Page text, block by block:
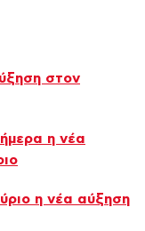
στον
η νέα
η νέα αύξηση